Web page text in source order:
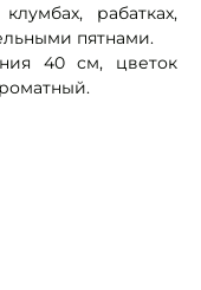
рабатках,
пятнами.
40 см, цветок